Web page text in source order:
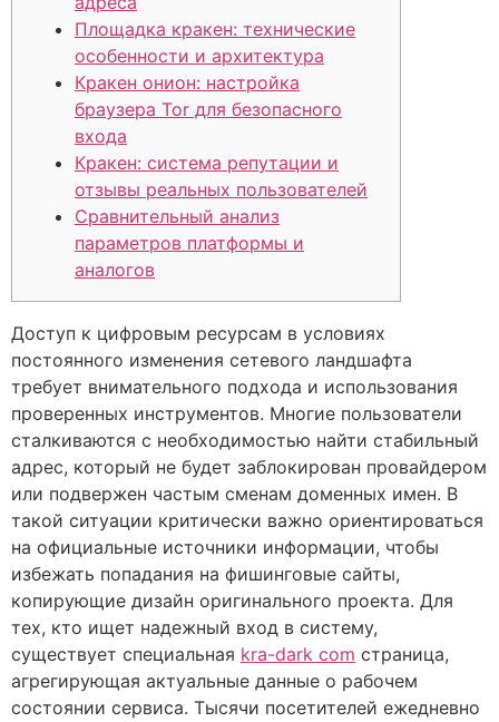
Площадка кракен: технические
особенности и архитектура
Кракен онион: настройка
браузера Tor для безопасного
входа
Кракен: система репутации и
отзывы реальных пользователей
Сравнительный анализ
параметров платформы и
аналогов
Доступ к цифровым ресурсам в условиях
постоянного изменения сетевого ландшафта
требует внимательного подхода и использования
проверенных инструментов. Многие пользователи
сталкиваются с необходимостью найти стабильный
адрес, который не будет заблокирован провайдером
или подвержен частым сменам доменных имен. В
такой ситуации критически важно ориентироваться
на официальные источники информации, чтобы
избежать попадания на фишинговые сайты,
копирующие дизайн оригинального проекта. Для
тех, кто ищет надежный вход в систему,
существует специальная kra-dark com страница,
агрегирующая актуальные данные о рабочем
состоянии сервиса. Тысячи посетителей ежедневно